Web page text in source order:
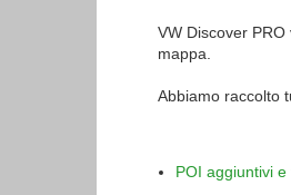
VW Discover
mappa.
Abbiamo raccolto
POI aggiuntivi